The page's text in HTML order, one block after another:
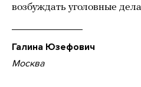
возбуждать уголовные
Галина Юзефович
Москва